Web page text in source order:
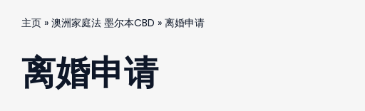
主页 » 澳洲家庭法 墨尔本CBD » 离婚申请
离婚申请